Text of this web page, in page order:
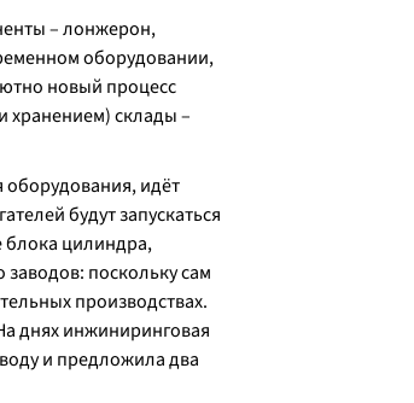
– лонжерон,
оборудовании,
новый процесс
хранением) склады –
оборудования, идёт
будут запускаться
блока цилиндра,
заводов: поскольку сам
производствах.
днях инжиниринговая
и предложила два